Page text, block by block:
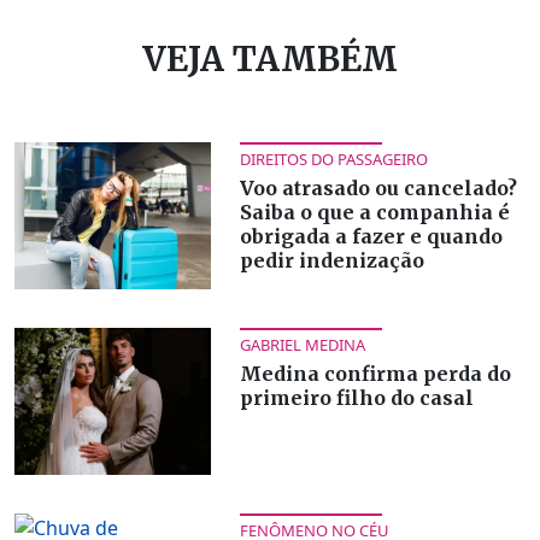
VEJA TAMBÉM
DIREITOS DO PASSAGEIRO
Voo atrasado ou cancelado?
Saiba o que a companhia é
obrigada a fazer e quando
pedir indenização
GABRIEL MEDINA
Medina confirma perda do
primeiro filho do casal
FENÔMENO NO CÉU